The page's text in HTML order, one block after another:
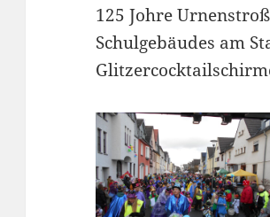
125 Johre
Schulgebäudes am